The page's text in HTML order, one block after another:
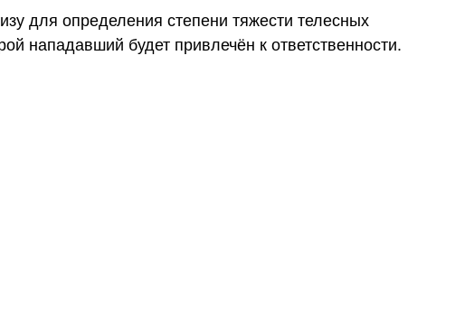
для определения степени тяжести телесных
нападавший будет привлечён к ответственности.